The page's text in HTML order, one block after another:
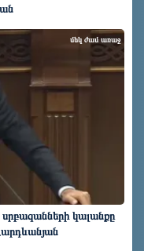
կալանքը
մեկ ժամ առաջ